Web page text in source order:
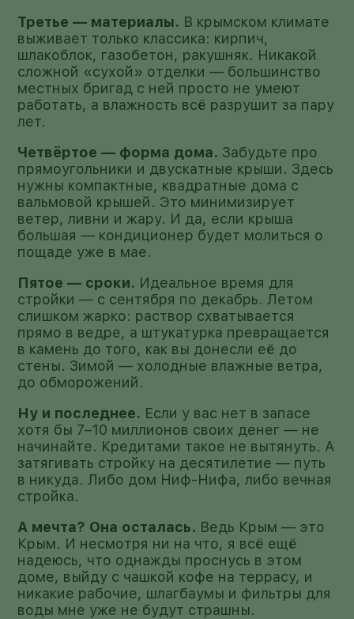
Третье — материалы. В крымском климате
выживает только классика: кирпич,
шлакоблок, газобетон, ракушняк. Никакой
сложной «сухой» отделки — большинство
местных бригад с ней просто не умеют
работать, а влажность всё разрушит за пару
лет.
Четвёртое — форма дома. Забудьте про
прямоугольники и двускатные крыши. Здесь
нужны компактные, квадратные дома с
вальмовой крышей. Это минимизирует
ветер, ливни и жару. И да, если крыша
большая — кондиционер будет молиться о
пощаде уже в мае.
Пятое — сроки. Идеальное время для
стройки — с сентября по декабрь. Летом
слишком жарко: раствор схватывается
прямо в ведре, а штукатурка превращается
в камень до того, как вы донесли её до
стены. Зимой — холодные влажные ветра,
до обморожений.
Ну и последнее. Если у вас нет в запасе
хотя бы 7–10 миллионов своих денег — не
начинайте. Кредитами такое не вытянуть. А
затягивать стройку на десятилетие — путь
в никуда. Либо дом Ниф-Нифа, либо вечная
стройка.
А мечта? Она осталась. Ведь Крым — это
Крым. И несмотря ни на что, я всё ещё
надеюсь, что однажды проснусь в этом
доме, выйду с чашкой кофе на террасу, и
никакие рабочие, шлагбаумы и фильтры для
воды мне уже не будут страшны.